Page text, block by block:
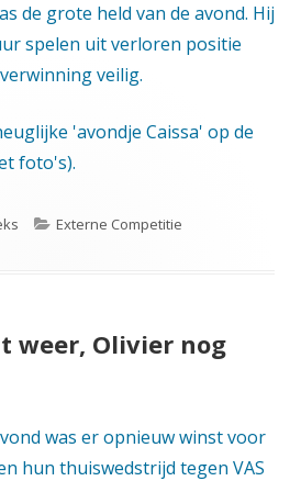
de grote held van de avond. Hij
spelen uit verloren positie
veilig.
'avondje Caissa' op de
foto's).
Categorieën
Externe Competitie
weer, Olivier nog
was er opnieuw winst voor
hun thuiswedstrijd tegen VAS